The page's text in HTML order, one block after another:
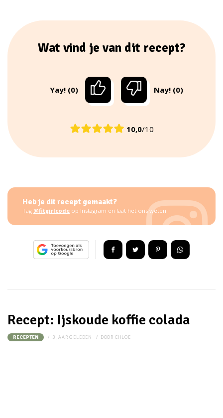
Wat vind je van dit recept?
Yay! (0) Nay! (0)
10,0/10
Heb je dit recept gemaakt?
Tag @fitgirlcode op Instagram en laat het ons weten!
Recept: Ijskoude koffie colada
RECEPTEN 3 JAAR GELEDEN DOOR CHLOE